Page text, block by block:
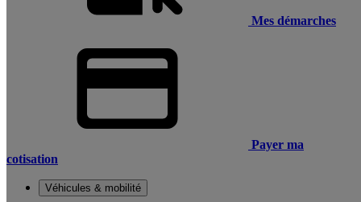
Mes démarches
Payer ma
cotisation
Véhicules & mobilité